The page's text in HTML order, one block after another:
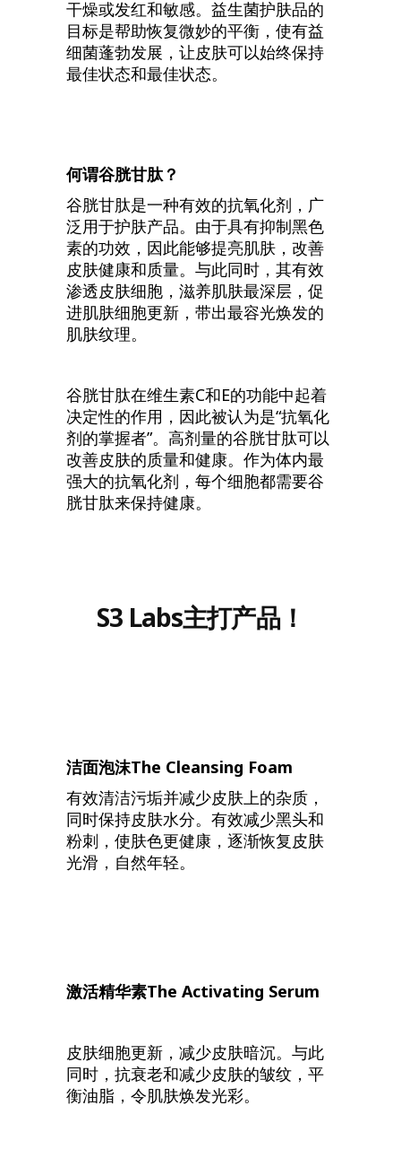
干燥或发红和敏感。益生菌护肤品的
目标是帮助恢复微妙的平衡，使有益
细菌蓬勃发展，让皮肤可以始终保持
最佳状态和最佳状态。
何谓谷胱甘肽？
谷胱甘肽是一种有效的抗氧化剂，广
泛用于护肤产品。由于具有抑制黑色
素的功效，因此能够提亮肌肤，改善
皮肤健康和质量。与此同时，其有效
渗透皮肤细胞，滋养肌肤最深层，促
进肌肤细胞更新，带出最容光焕发的
肌肤纹理。
谷胱甘肽在维生素C和E的功能中起着
决定性的作用，因此被认为是“抗氧化
剂的掌握者”。高剂量的谷胱甘肽可以
改善皮肤的质量和健康。作为体内最
强大的抗氧化剂，每个细胞都需要谷
胱甘肽来保持健康。
S3 Labs主打产品！
洁面泡沫The Cleansing Foam
有效清洁污垢并减少皮肤上的杂质，
同时保持皮肤水分。有效减少黑头和
粉刺，使肤色更健康，逐渐恢复皮肤
光滑，自然年轻。
激活精华素The Activating Serum
皮肤细胞更新，减少皮肤暗沉。与此
同时，抗衰老和减少皮肤的皱纹，平
衡油脂，令肌肤焕发光彩。